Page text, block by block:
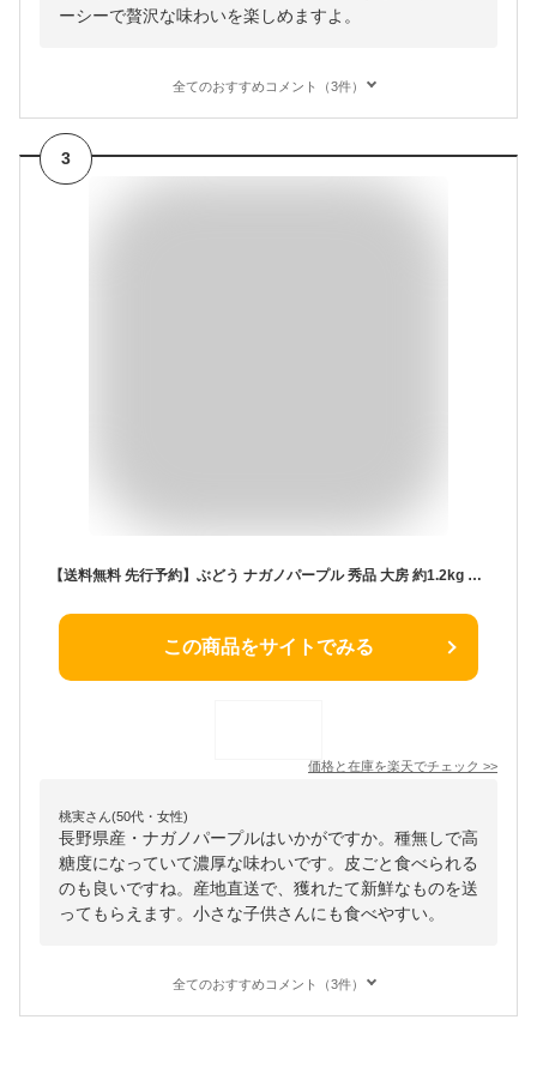
ーシーで贅沢な味わいを楽しめますよ。
全てのおすすめコメント（3件）
3
【送料無料 先行予約】ぶどう ナガノパープル 秀品 大房 約1.2kg 2房 長野県産 産地直送 高糖度 種無し 皮ごと食べれる | 巨峰とリザマートから誕生 長野オリジナル 黒ぶどう フルーツ 果物 贈り物 贈答 ギフト 大粒のぶどう お取り寄せ 旬の果物 葡萄 ブドウ 長野パープル
この商品をサイトでみる
価格と在庫を楽天でチェック >>
桃実さん(50代・女性)
長野県産・ナガノパープルはいかがですか。種無しで高
糖度になっていて濃厚な味わいです。皮ごと食べられる
のも良いですね。産地直送で、獲れたて新鮮なものを送
ってもらえます。小さな子供さんにも食べやすい。
全てのおすすめコメント（3件）